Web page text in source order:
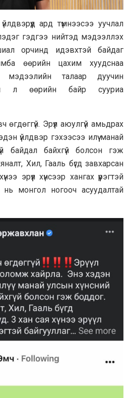
ард түмнээсээ уучлал
гэдгээ нийтэд мэдээллэх
орчинд идэвхтэй байдаг
өөрийн цахим хуудснаа
талаар дуучин
л өөрийн байр сууриа
өгдөггүй. Эрүүл аюулгүй амьдрах
үйлдвэр гэхээсээ илүү манай
байдал байхгүй болсон гэж
Хил, Гааль бүгд завхарсан
эрүүл хүнсээр хангах үүрэгтэй
монгол ногооч асуудалтай